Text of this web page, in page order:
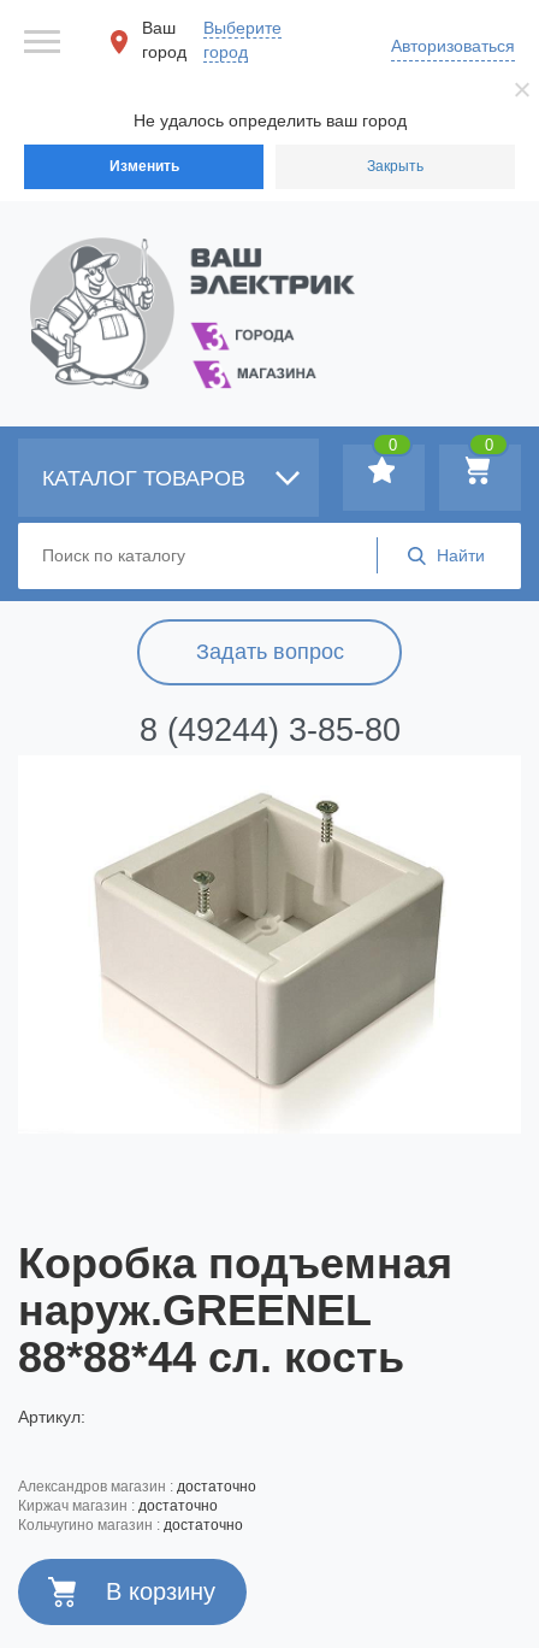
Не удалось определить ваш город
Изменить Закрыть
Ваш
город
Выберите
город
Авторизоваться
Задать вопрос
8 (49244) 3-85-80
КАТАЛОГ ТОВАРОВ
0
0
Коробка подъемная
наруж.GREENEL
88*88*44 сл. кость
Артикул:
александров магазин : достаточно
киржач магазин : достаточно
кольчугино магазин : достаточно